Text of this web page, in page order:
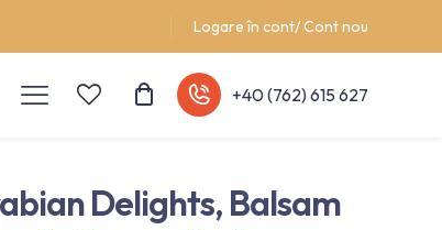
Logare în cont/ Cont nou
+40 (762) 615 627
Delights, Balsam